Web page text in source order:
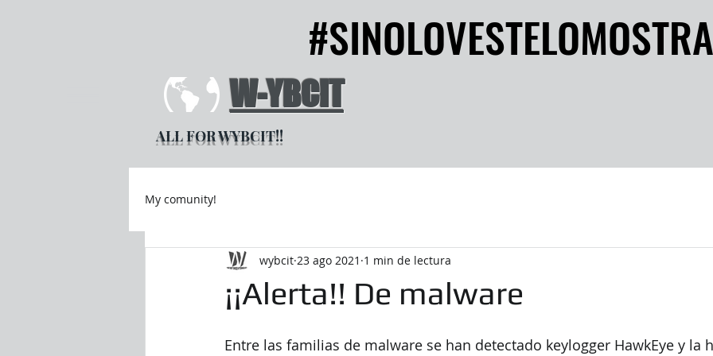
W-YBCIT
ALL FOR WYBCIT!!
My comunity!
¡¡Alerta!! De malware
wybcit 23 ago 2021 1 min de lectura
Entre las familias de malware se han detectado keylogger HawkEye y la